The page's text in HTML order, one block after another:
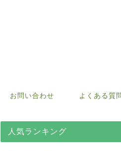
お問い合わせ よくある質
人気ランキング